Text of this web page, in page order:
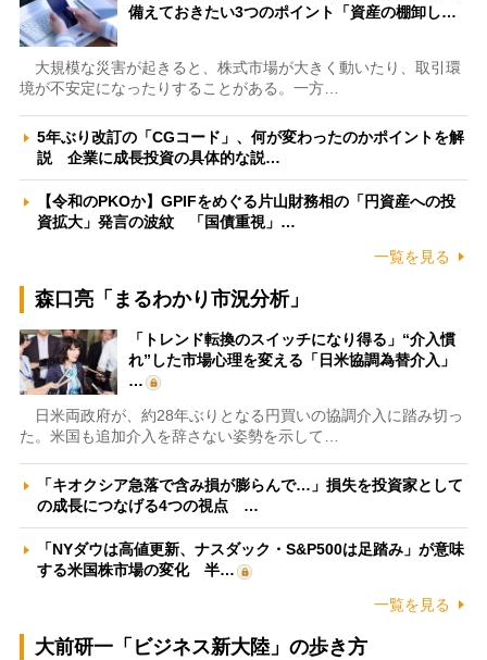
備えておきたい3つのポイント「資産の棚卸し…
大規模な災害が起きると、株式市場が大きく動いたり、取引環
境が不安定になったりすることがある。一方…
5年ぶり改訂の「CGコード」、何が変わったのかポイントを解
説 企業に成長投資の具体的な説…
【令和のPKOか】GPIFをめぐる片山財務相の「円資産への投
資拡大」発言の波紋 「国債重視」…
一覧を見る
森口亮「まるわかり市況分析」
「トレンド転換のスイッチになり得る」“介入慣
れ”した市場心理を変える「日米協調為替介入」
…
日米両政府が、約28年ぶりとなる円買いの協調介入に踏み切っ
た。米国も追加介入を辞さない姿勢を示して…
「キオクシア急落で含み損が膨らんで…」損失を投資家として
の成長につなげる4つの視点 …
「NYダウは高値更新、ナスダック・S&P500は足踏み」が意味
する米国株市場の変化 半…
一覧を見る
大前研一「ビジネス新大陸」の歩き方